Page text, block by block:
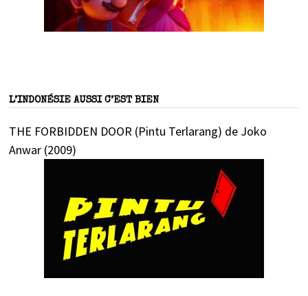
L’INDONÉSIE AUSSI C’EST BIEN
THE FORBIDDEN DOOR (Pintu Terlarang) de Joko
Anwar (2009)